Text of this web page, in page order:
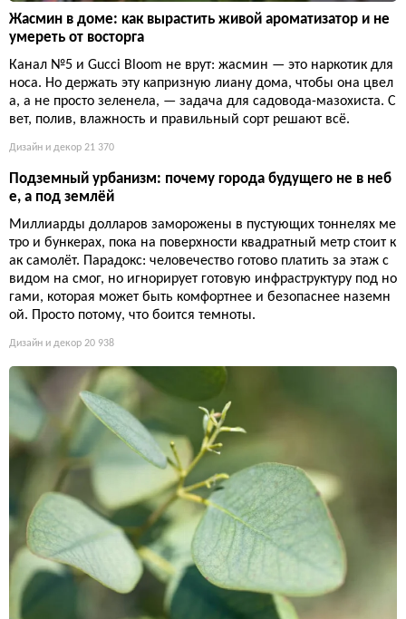
Жасмин в доме: как вырастить живой ароматизатор и не
умереть от восторга
Канал №5 и Gucci Bloom не врут: жасмин — это наркотик для
носа. Но держать эту капризную лиану дома, чтобы она цвел
а, а не просто зеленела, — задача для садовода-мазохиста. С
вет, полив, влажность и правильный сорт решают всё.
Дизайн и декор 21 370
Подземный урбанизм: почему города будущего не в неб
е, а под землёй
Миллиарды долларов заморожены в пустующих тоннелях ме
тро и бункерах, пока на поверхности квадратный метр стоит к
ак самолёт. Парадокс: человечество готово платить за этаж с
видом на смог, но игнорирует готовую инфраструктуру под но
гами, которая может быть комфортнее и безопаснее наземн
ой. Просто потому, что боится темноты.
Дизайн и декор 20 938